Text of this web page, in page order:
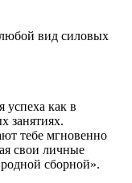
вид силовых
успеха как в
занятиях.
тебе мгновенно
свои личные
сборной».